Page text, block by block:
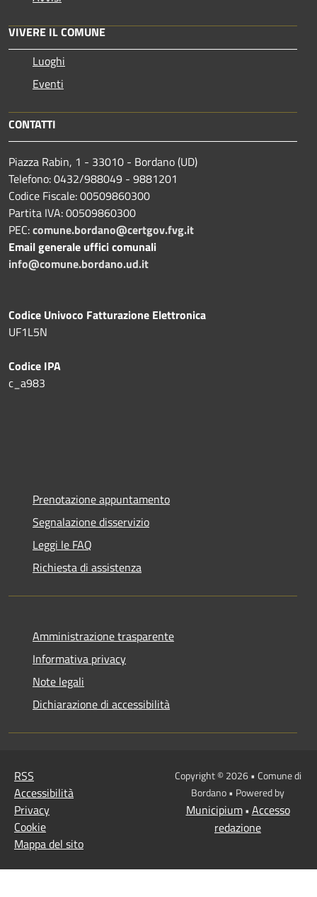
VIVERE IL COMUNE
Luoghi
Eventi
CONTATTI
Piazza Rabin, 1 - 33010 - Bordano (UD)
Telefono: 0432/988049 - 9881201
Codice Fiscale: 00509860300
Partita IVA: 00509860300
PEC:comune.bordano@certgov.fvg.it
Email generale uffici comunali
info@comune.bordano.ud.it
Codice Univoco Fatturazione Elettronica
UF1L5N
Codice IPA
c_a983
Prenotazione appuntamento
Segnalazione disservizio
Leggi le FAQ
Richiesta di assistenza
Amministrazione trasparente
Informativa privacy
Note legali
Dichiarazione di accessibilità
RSS
Accessibilità
Privacy
Cookie
Mappa del sito
Copyright © 2026 • Comune di
Bordano • Powered by
Municipium• Accesso
redazione